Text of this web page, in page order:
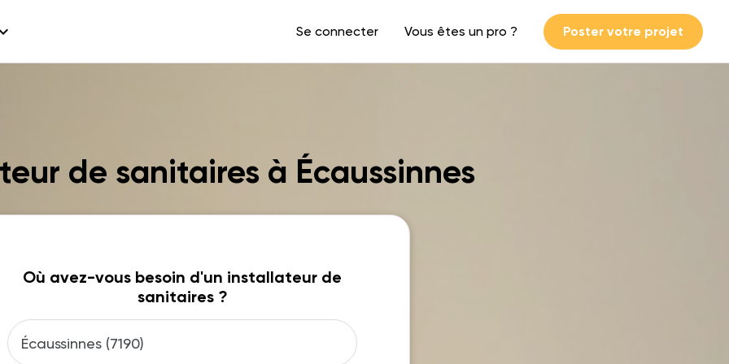
Se connecter Vous êtes un pro ? Poster votre projet
de sanitaires à Écaussinnes
Où avez-vous besoin d'un installateur de
sanitaires ?